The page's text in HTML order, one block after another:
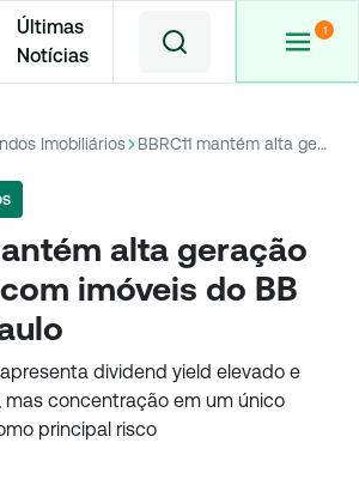
Últimas
Notícias
Imobiliários BBRC11 mantém alta geração de renda com imóveis do BB em São Paulo
alta geração
imóveis do BB
dividend yield elevado e
concentração em um único
principal risco